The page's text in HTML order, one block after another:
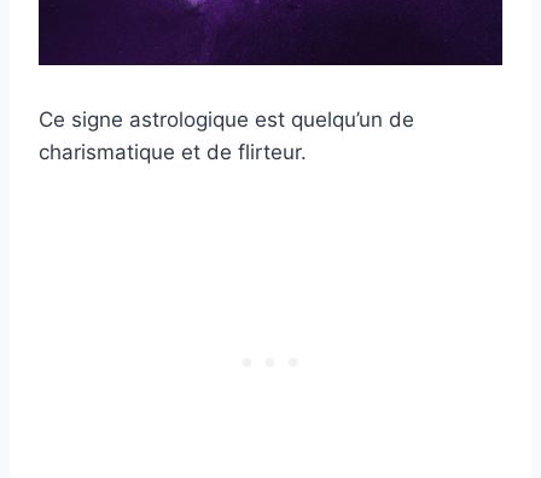
Ce signe astrologique est quelqu’un de
charismatique et de flirteur.